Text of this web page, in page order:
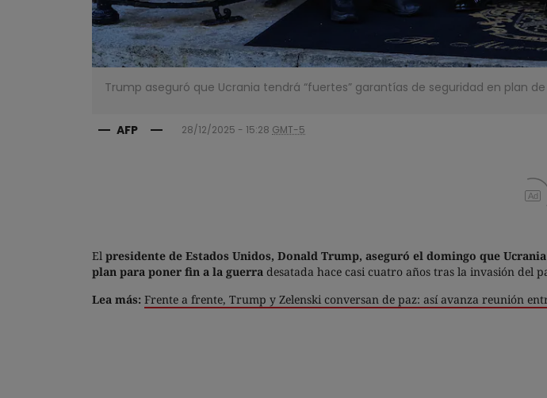
Trump aseguró que Ucrania tendrá “fuertes” garantías de seguridad en plan de
AFP 28/12/2025 - 15:28 GMT-5
Ad
El presidente de Estados Unidos, Donald Trump, aseguró el domingo que
plan para poner fin a la guerra desatada hace casi cuatro años tras la invasión del
Lea más: Frente a frente, Trump y Zelenski conversan de paz: así avanza reunión